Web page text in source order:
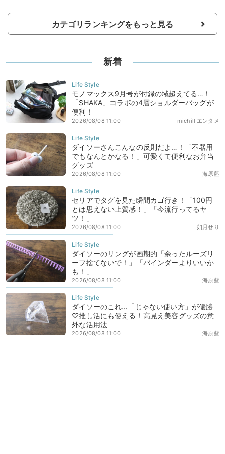
カテゴリランキングをもっと見る
新着
モノマックス9月号が付録の域超えてる…！
「SHAKA」コラボの4層ショルダーバッグが
便利！
michill エンタメ
2026/08/08 11:00
ダイソーさんこんなの反則だよ…！「不器用
でもなんとかなる！」可愛くて便利なお弁当
グッズ
海原藍
2026/08/08 11:00
セリアでタグを見た瞬間カゴ行き！「100円
とは思えない上質感！」「今流行ってるヤ
ツ！」
如月せり
2026/08/08 11:00
ダイソーのリングが画期的「余ったルーズリ
ーフ捨てないで！」「バインダーよりいいか
も！」
海原藍
2026/08/08 11:00
ダイソーのこれ…「じゃない使い方」が優勝
♡推し活にも使える！高見え美容グッズの意
外な活用法
海原藍
2026/08/08 11:00